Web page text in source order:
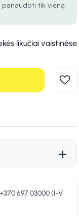
panaudoti tik vieną
likučiai vaistinėse
697 03000 (I-V